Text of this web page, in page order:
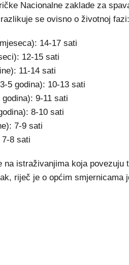
Nacionalne zaklade za
se ovisno o životnoj fazi:
14-17 sati
12-15 sati
11-14 sati
5 godina): 10-13 sati
9-11 sati
8-10 sati
7-9 sati
8 sati
na istraživanjima koja
riječ je o općim smjernicama